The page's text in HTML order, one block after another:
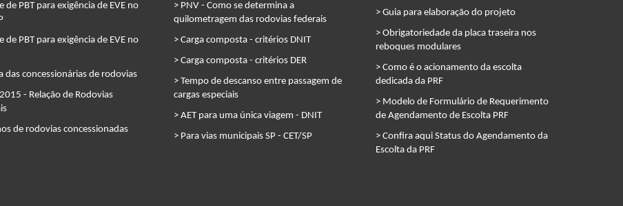
de PBT para exigência de EVE no
de PBT para exigência de EVE no
das concessionárias de rodovias
- Relação de Rodovias
de rodovias concessionadas
> PNV - Como se determina a
quilometragem das rodovias federais
> Carga composta - critérios DNIT
> Carga composta - critérios DER
> Tempo de descanso entre passagem de
cargas especiais
> AET para uma única viagem - DNIT
> Para vias municipais SP - CET/SP
> Guia para elaboração do projeto
> Obrigatoriedade da placa traseira nos
reboques modulares
> Como é o acionamento da escolta
dedicada da PRF
> Modelo de Formulário de Requerimento
de Agendamento de Escolta PRF
> Confira aqui Status do Agendamento da
Escolta da PRF